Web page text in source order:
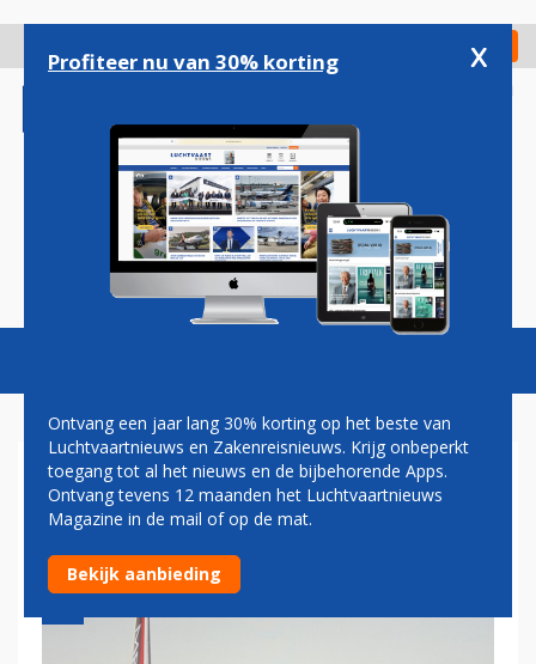
gaan
Check in
Magazine Podcasts Vacatures
MITSUBISHI DOOPT MRJ OM
TOT SPACE JET
Profiteer nu van 30% korting x
Ontvang een jaar lang 30% korting op het beste van
Luchtvaartnieuws en Zakenreisnieuws. Krijg onbeperkt
toegang tot al het nieuws en de bijbehorende Apps.
Ontvang tevens 12 maanden het Luchtvaartnieuws
Magazine in de mail of op de mat.
Bekijk aanbieding